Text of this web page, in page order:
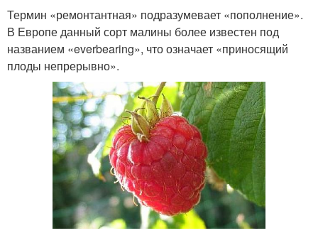
Термин «ремонтантная» подразумевает «пополнение».
В Европе данный сорт малины более известен под
названием «everbearing», что означает «приносящий
плоды непрерывно».